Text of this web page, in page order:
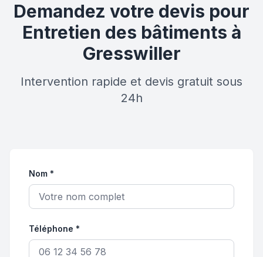
Demandez votre devis pour
Entretien des bâtiments à
Gresswiller
Intervention rapide et devis gratuit sous
24h
Nom *
Téléphone *